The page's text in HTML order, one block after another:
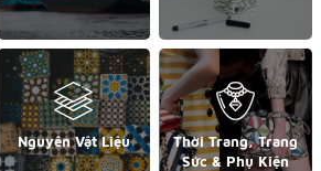
Nguyên Vật Liệu
Thời Trang, Trang
Sức & Phụ Kiện